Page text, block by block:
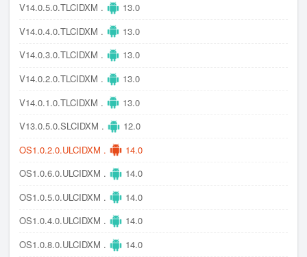
V14.0.5.0.TLCIDXM .
13.0
V14.0.4.0.TLCIDXM .
13.0
V14.0.3.0.TLCIDXM .
13.0
V14.0.2.0.TLCIDXM .
13.0
V14.0.1.0.TLCIDXM .
13.0
V13.0.5.0.SLCIDXM .
12.0
OS1.0.2.0.ULCIDXM .
14.0
OS1.0.6.0.ULCIDXM .
14.0
OS1.0.5.0.ULCIDXM .
14.0
OS1.0.4.0.ULCIDXM .
14.0
OS1.0.8.0.ULCIDXM .
14.0